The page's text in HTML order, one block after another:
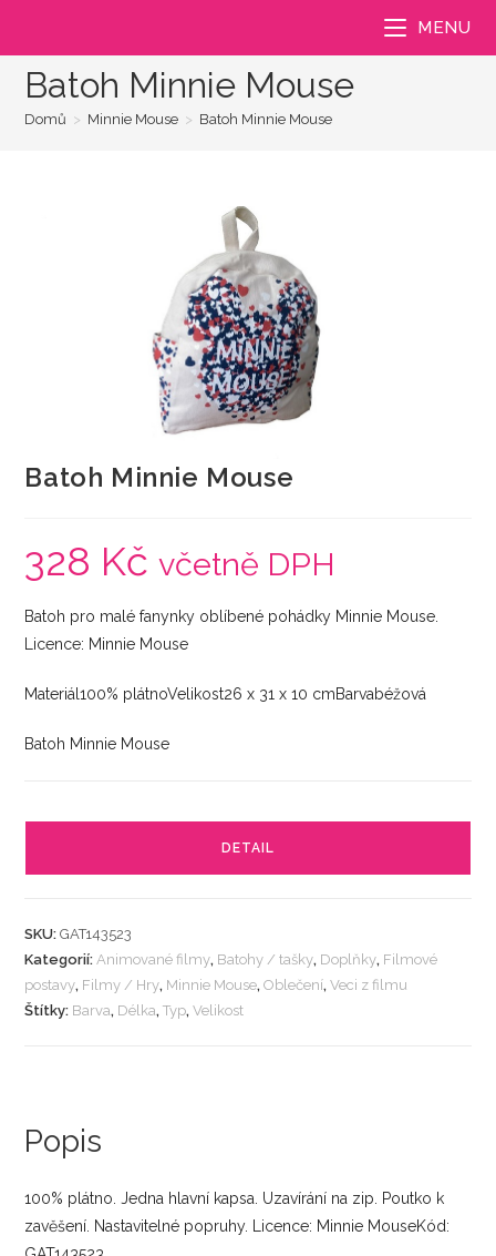
MENU
Batoh Minnie Mouse
Domů > Minnie Mouse > Batoh Minnie Mouse
Batoh Minnie Mouse
328 Kč včetně DPH
Batoh pro malé fanynky oblíbené pohádky Minnie Mouse.
Licence: Minnie Mouse
Materiál100% plátnoVelikost26 x 31 x 10 cmBarvabéžová
Batoh Minnie Mouse
DETAIL
SKU:GAT143523
Kategorií: Animované filmy, Batohy / tašky, Doplňky, Filmové
postavy, Filmy / Hry, Minnie Mouse,Oblečení,Veci z filmu
Štítky: Barva, Délka,Typ,Velikost
Popis
100% plátno. Jedna hlavní kapsa. Uzavírání na zip. Poutko k
zavěšení. Nastavitelné popruhy. Licence: Minnie MouseKód: